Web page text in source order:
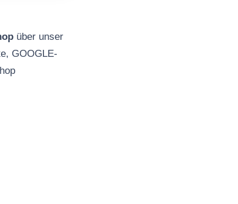
über unser
GOOGLE-